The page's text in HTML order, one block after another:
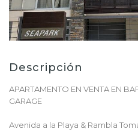
Descripción
APARTAMENTO EN VENTA EN
GARAGE
Avenida a la Playa & Rambla